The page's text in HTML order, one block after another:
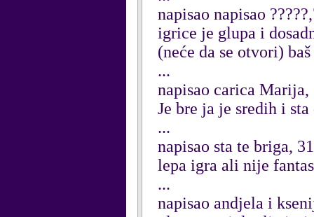
napisao napisao
igrice je glupa i
(neće da se otvori)
...
napisao carica Marija,
Je bre ja je sredih i
...
napisao sta te briga,
lepa igra ali nije
...
napisao andjela i